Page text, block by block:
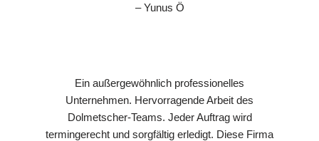
– Yunus Ö
Ein außergewöhnlich professionelles
Unternehmen. Hervorragende Arbeit des
Dolmetscher-Teams. Jeder Auftrag wird
termingerecht und sorgfältig erledigt. Diese Firma